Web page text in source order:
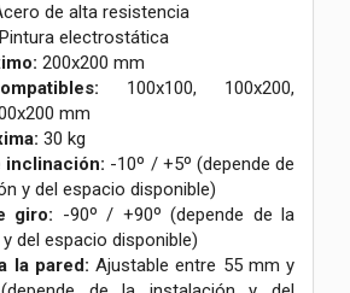
de alta resistencia
Pintura electrostática
200x200 mm
100x100, 100x200,
mm
30 kg
inclinación: -10º / +5º (depende de
y del espacio disponible)
giro: -90º / +90º (depende de la
del espacio disponible)
la pared: Ajustable entre 55 mm y